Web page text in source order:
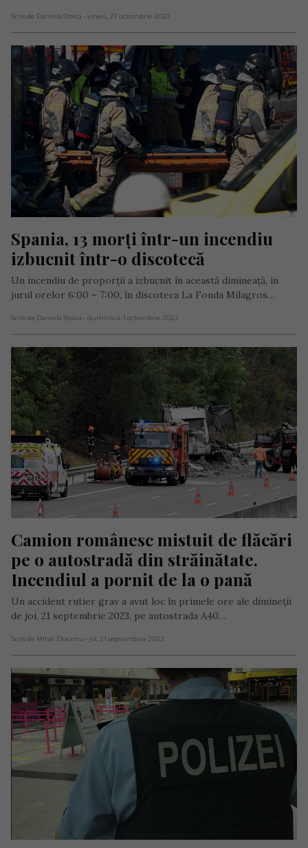
Scris de Daniela Stoica - vineri, 27 octombrie 2023
Spania, 13 morți într-un incendiu
izbucnit într-o discotecă
Un incendiu de proporții a izbucnit în această dimineață, în
jurul orelor 6:00 – 7:00, în discoteca La Fonda Milagros…
Scris de Daniela Stoica - duminică, 1 octombrie 2023
Camion românesc mistuit de flăcări
pe o autostradă din străinătate.
Incendiul a pornit de la o pană
Un accident rutier grav a avut loc în primele ore ale dimineții
de joi, 21 septembrie 2023, pe autostrada A40…
Scris de Mihai Diaconu - joi, 21 septembrie 2023